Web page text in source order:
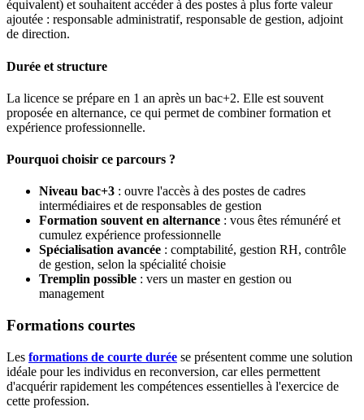
équivalent) et souhaitent accéder à des postes à plus forte valeur
ajoutée : responsable administratif, responsable de gestion, adjoint
de direction.
Durée et structure
La licence se prépare en 1 an après un bac+2. Elle est souvent
proposée en alternance, ce qui permet de combiner formation et
expérience professionnelle.
Pourquoi choisir ce parcours ?
Niveau bac+3 : ouvre l'accès à des postes de cadres
intermédiaires et de responsables de gestion
Formation souvent en alternance : vous êtes rémunéré et
cumulez expérience professionnelle
Spécialisation avancée : comptabilité, gestion RH, contrôle
de gestion, selon la spécialité choisie
Tremplin possible : vers un master en gestion ou
management
Formations courtes
Les formations de courte durée se présentent comme une solution
idéale pour les individus en reconversion, car elles permettent
d'acquérir rapidement les compétences essentielles à l'exercice de
cette profession.